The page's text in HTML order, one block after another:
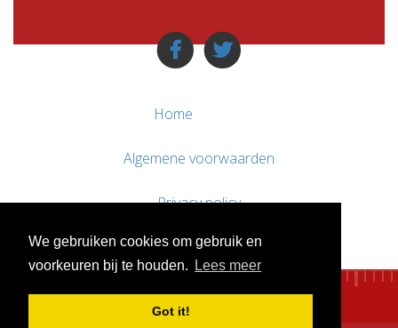
We gebruiken cookies om gebruik en
voorkeuren bij te houden.
Lees meer
Got it!
Home
Algemene voorwaarden
Privacy policy
Contact / Support